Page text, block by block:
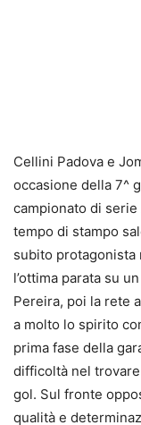
Cellini Padova e
occasione della 7^
campionato di serie
tempo di stampo
subito protagonista
l’ottima parata su
Pereira, poi la rete
a molto lo spirito
prima fase della
difficoltà nel
gol. Sul fronte
qualità e